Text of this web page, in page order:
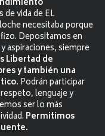
de vida de EL
necesitaba porque
Depositamos en
aspiraciones, siempre
Libertad de
y también una
Podrán participar
lenguaje y
ser lo más
Permitimos